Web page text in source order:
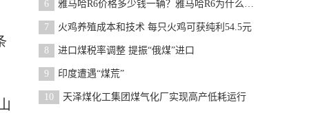
6 雅马哈R6价格多少钱一辆？雅马哈R6为什么不引入国内
7 火鸡养殖成本和技术 每只火鸡可获纯利54.5元
8 进口煤税率调整 提振“俄煤”进口
9 印度遭遇“煤荒”
10 天泽煤化工集团煤气化厂实现高产低耗运行